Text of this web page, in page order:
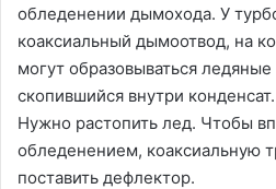
обледенении дымохода. У
коаксиальный дымоотвод, на
могут образовываться
скопившийся внутри
Нужно растопить лед. Чтобы
обледенением, коаксиальную
поставить дефлектор.